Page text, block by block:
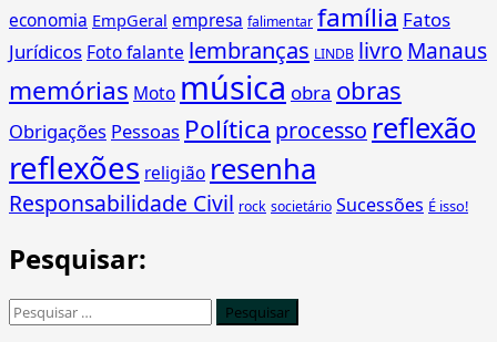
economia EmpGeral empresa falimentar família Fatos
Jurídicos Foto falante lembranças LINDB livro Manaus
memórias Moto música obra obras
Obrigações Pessoas Política processo reflexão
reflexões religião resenha
Responsabilidade Civil rock societário Sucessões É isso!
Pesquisar:
Pesquisar